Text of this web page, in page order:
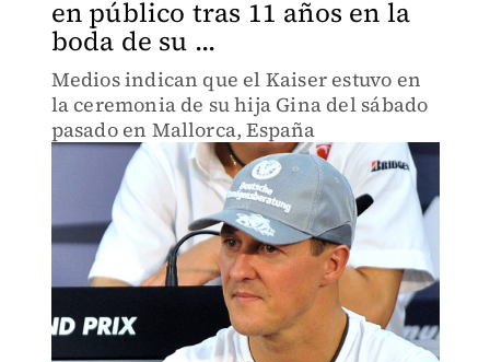
en público tras 11 años en la
boda de su ...
Medios indican que el Kaiser estuvo en
la ceremonia de su hija Gina del sábado
pasado en Mallorca, España